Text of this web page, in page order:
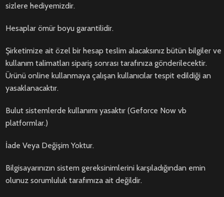
sizlere hediyemizdir.
Hesaplar ömür boyu garantilidir.
Şirketimize ait özel bir hesap teslim alacaksınız bütün bilgiler ve
kullanım talimatları sipariş sonrası tarafınıza gönderilecektir.
Ürünü online kullanmaya çalışan kullanıcılar tespit edildiği an
yasaklanacaktır.
Bulut sistemlerde kullanımı yasaktır (Geforce Now vb
platformlar.)
İade Veya Değişim Yoktur.
Bilgisayarınızın sistem gereksinimlerini karşıladığından emin
olunuz sorumluluk tarafımıza ait değildir.